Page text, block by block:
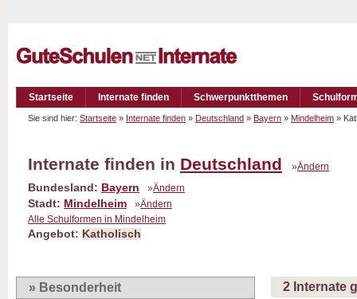
Startseite Internate finden Schwerpunktthemen
Sie sind hier: Startseite » Internate finden » Deutschland » Bayern » Mindelheim »
Internate finden in Deutschland »Ändern
Bundesland: Bayern »Ändern
Stadt: Mindelheim »Ändern
Alle Schulformen in Mindelheim
Angebot: Katholisch
» Besonderheit 2 Internate